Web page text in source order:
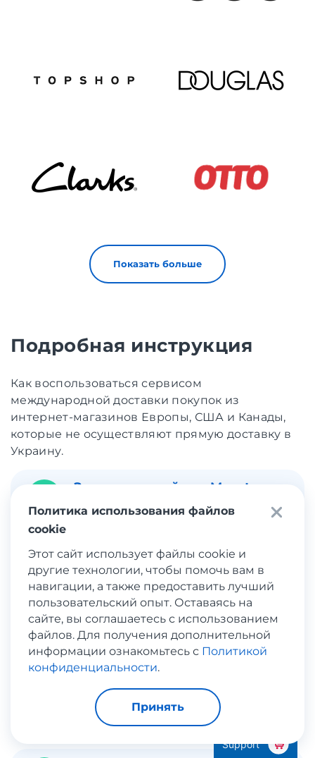
Показать больше
Подробная инструкция
Как воспользоваться сервисом
международной доставки покупок из
интернет-магазинов Европы, США и Канады,
которые не осуществляют прямую доставку в
Украину.
Зарегистрируйся в Meest
Shopping
2 Создай адрес получателя
3
Зарегистрируйся на сайте
магазина магазину
Приобрести товар в
интернет-магазине
Политика использования файлов
cookie
Этот сайт использует файлы cookie и
другие технологии, чтобы помочь вам в
навигации, а также предоставить лучший
пользовательский опыт. Оставаясь на
сайте, вы соглашаетесь с использованием
файлов. Для получения дополнительной
информации ознакомьтесь с Политикой
конфиденциальности.
Принять
Support